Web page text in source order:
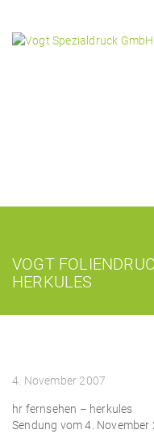
VOGT
HERKULES
4. November 2007
hr fernsehen – herkules
Sendung vom 4. November